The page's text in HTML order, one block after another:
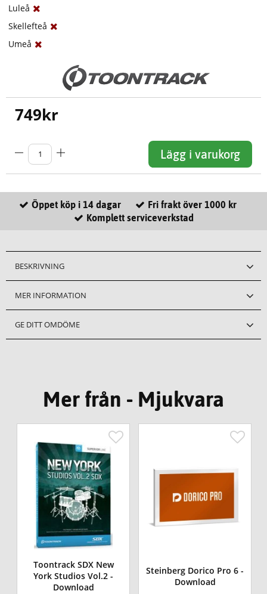
Luleå
Skellefteå
Umeå
749kr
Lägg i varukorg
Öppet köp i 14 dagar
Fri frakt över 1000 kr
Komplett serviceverkstad
BESKRIVNING
MER INFORMATION
GE DITT OMDÖME
Mer från - Mjukvara
Toontrack SDX New
York Studios Vol.2 -
Download
Steinberg Dorico Pro 6 -
Download